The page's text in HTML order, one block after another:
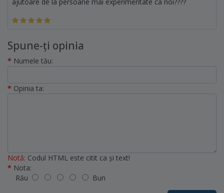
Spune-ţi opinia
Numele tău:
Opinia ta:
Notă: Codul HTML este citit ca şi text!
Nota:
Rău
Bun